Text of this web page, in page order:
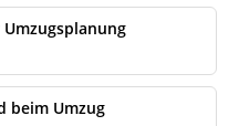
beim Umzug